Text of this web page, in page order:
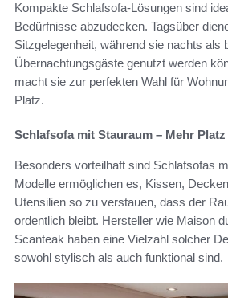
Kompakte Schlafsofa-Lösungen sind
Bedürfnisse abzudecken. Tagsüber
Sitzgelegenheit, während sie nachts als
Übernachtungsgäste genutzt werden
macht sie zur perfekten Wahl für
Platz.
Schlafsofa mit Stauraum – Mehr
Besonders vorteilhaft sind Schlafsofas
Modelle ermöglichen es, Kissen,
Utensilien so zu verstauen, dass der
ordentlich bleibt. Hersteller wie Maison
Scanteak haben eine Vielzahl solcher
sowohl stylisch als auch funktional sind.